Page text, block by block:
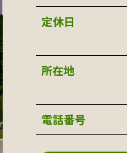
定休日
所在地
電話番号